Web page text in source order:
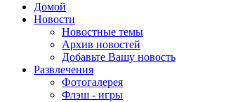
Домой
Новости
Новостные темы
Архив новостей
Добавьте Вашу новость
Развлечения
Фотогалерея
Флэш - игры